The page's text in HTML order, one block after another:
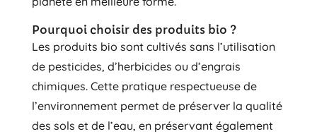
Pourquoi choisir des produits bio ?
Les produits bio sont cultivés sans l’utilisation
de pesticides, d’herbicides ou d’engrais
chimiques. Cette pratique respectueuse de
l’environnement permet de préserver la qualité
des sols et de l’eau, en préservant également